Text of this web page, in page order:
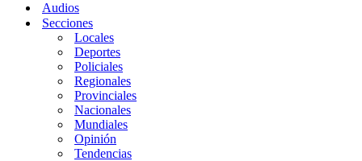
Audios
Secciones
Locales
Deportes
Policiales
Regionales
Provinciales
Nacionales
Mundiales
Opinión
Tendencias